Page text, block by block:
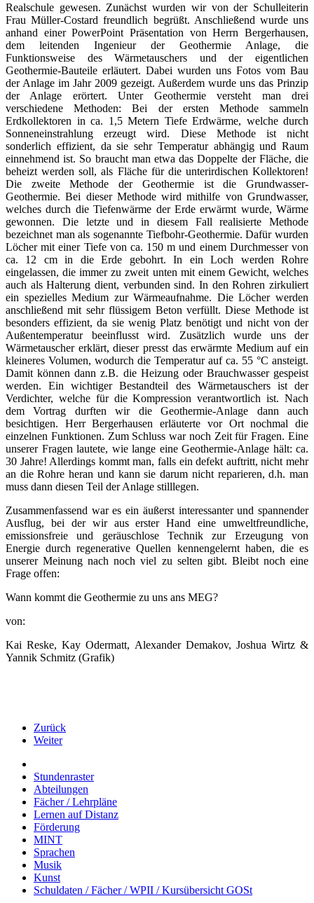
Realschule gewesen. Zunächst wurden wir von der Schulleiterin
Frau Müller-Costard freundlich begrüßt. Anschließend wurde uns
anhand einer PowerPoint Präsentation von Herrn Bergerhausen,
dem leitenden Ingenieur der Geothermie Anlage, die
Funktionsweise des Wärmetauschers und der eigentlichen
Geothermie-Bauteile erläutert. Dabei wurden uns Fotos vom Bau
der Anlage im Jahr 2009 gezeigt. Außerdem wurde uns das Prinzip
der Anlage erörtert. Unter Geothermie versteht man drei
verschiedene Methoden: Bei der ersten Methode sammeln
Erdkollektoren in ca. 1,5 Metern Tiefe Erdwärme, welche durch
Sonneneinstrahlung erzeugt wird. Diese Methode ist nicht
sonderlich effizient, da sie sehr Temperatur abhängig und Raum
einnehmend ist. So braucht man etwa das Doppelte der Fläche, die
beheizt werden soll, als Fläche für die unterirdischen Kollektoren!
Die zweite Methode der Geothermie ist die Grundwasser-
Geothermie. Bei dieser Methode wird mithilfe von Grundwasser,
welches durch die Tiefenwärme der Erde erwärmt wurde, Wärme
gewonnen. Die letzte und in diesem Fall realisierte Methode
bezeichnet man als sogenannte Tiefbohr-Geothermie. Dafür wurden
Löcher mit einer Tiefe von ca. 150 m und einem Durchmesser von
ca. 12 cm in die Erde gebohrt. In ein Loch werden Rohre
eingelassen, die immer zu zweit unten mit einem Gewicht, welches
auch als Halterung dient, verbunden sind. In den Rohren zirkuliert
ein spezielles Medium zur Wärmeaufnahme. Die Löcher werden
anschließend mit sehr flüssigem Beton verfüllt. Diese Methode ist
besonders effizient, da sie wenig Platz benötigt und nicht von der
Außentemperatur beeinflusst wird. Zusätzlich wurde uns der
Wärmetauscher erklärt, dieser presst das erwärmte Medium auf ein
kleineres Volumen, wodurch die Temperatur auf ca. 55 °C ansteigt.
Damit können dann z.B. die Heizung oder Brauchwasser gespeist
werden. Ein wichtiger Bestandteil des Wärmetauschers ist der
Verdichter, welche für die Kompression verantwortlich ist. Nach
dem Vortrag durften wir die Geothermie-Anlage dann auch
besichtigen. Herr Bergerhausen erläuterte vor Ort nochmal die
einzelnen Funktionen. Zum Schluss war noch Zeit für Fragen. Eine
unserer Fragen lautete, wie lange eine Geothermie-Anlage hält: ca.
30 Jahre! Allerdings kommt man, falls ein defekt auftritt, nicht mehr
an die Rohre heran und kann sie darum nicht reparieren, d.h. man
muss dann diesen Teil der Anlage stilllegen.
Zusammenfassend war es ein äußerst interessanter und spannender
Ausflug, bei der wir aus erster Hand eine umweltfreundliche,
emissionsfreie und geräuschlose Technik zur Erzeugung von
Energie durch regenerative Quellen kennengelernt haben, die es
unserer Meinung nach noch viel zu selten gibt. Bleibt noch eine
Frage offen:
Wann kommt die Geothermie zu uns ans MEG?
von:
Kai Reske, Kay Odermatt, Alexander Demakov, Joshua Wirtz &
Yannik Schmitz (Grafik)
Zurück
Weiter
Stundenraster
Abteilungen
Fächer / Lehrpläne
Lernen auf Distanz
Förderung
MINT
Sprachen
Musik
Kunst
Schuldaten / Fächer / WPII / Kursübersicht GOSt